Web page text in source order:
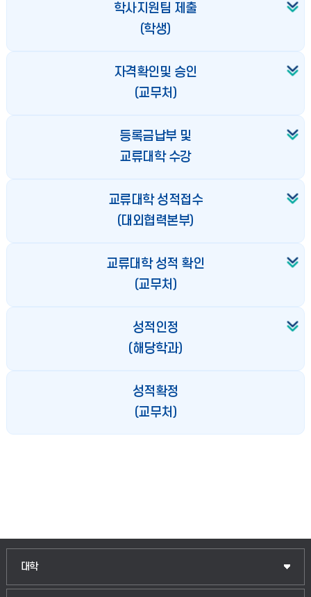
학사지원팀 제출
(학생)
자격확인및 승인
(교무처)
등록금납부 및
교류대학 수강
교류대학 성적접수
(대외협력본부)
교류대학 성적 확인
(교무처)
성적인정
(해당학과)
성적확정
(교무처)
대학